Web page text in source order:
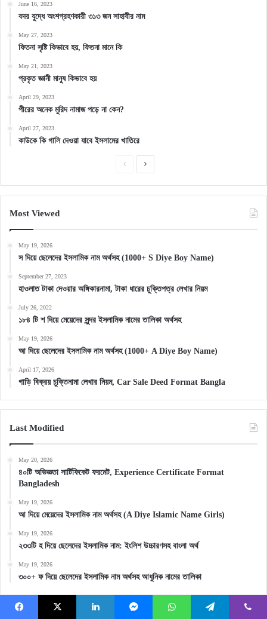
June 16, 2023
বদর যুদ্ধে অংশগ্রহণকারী ৩১৩ জন সাহাবীর নাম
May 27, 2023
ফিতনা সৃষ্টি কিভাবে হয়, ফিতনা মানে কি
May 21, 2023
প্রকৃত জ্ঞানী মানুষ কিভাবে হয়
April 29, 2023
পীরের অনেক মুরিদ নামাজ পড়ে না কেন?
April 27, 2023
কাউকে কি গালি দেওয়া যাবে ইসলামের খাতিরে
PreviousNext
Most Viewed
May 19, 2026
স দিয়ে ছেলেদের ইসলামিক নাম অর্থসহ (1000+ S Diye Boy Name)
September 27, 2023
হাওলাত টাকা দেওয়ার অঙ্গিকারনামা, টাকা ধারের চুক্তিপত্র লেখার নিয়ম
July 26, 2022
১৮৪ টি শ দিয়ে মেয়েদের সুন্দর ইসলামিক নামের তালিকা অর্থসহ
May 19, 2026
আ দিয়ে ছেলেদের ইসলামিক নাম অর্থসহ (1000+ A Diye Boy Name)
April 17, 2026
গাড়ি বিক্রয় চুক্তিনামা লেখার নিয়ম, Car Sale Deed Format Bangla
Last Modified
May 20, 2026
৪০টি অভিজ্ঞতা সার্টিফিকেট ফরমেট, Experience Certificate Format
Bangladesh
May 19, 2026
আ দিয়ে মেয়েদের ইসলামিক নাম অর্থসহ (A Diye Islamic Name Girls)
May 19, 2026
২৩৩টি হ দিয়ে ছেলেদের ইসলামিক নাম: ইংলিশ উচ্চারণসহ বাংলা অর্থ
May 19, 2026
৩০০+ ফ দিয়ে ছেলেদের ইসলামিক নাম অর্থসহ আধুনিক নামের তালিকা